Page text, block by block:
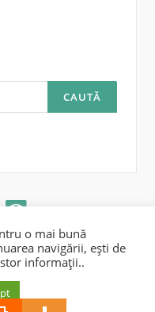
drepturile rezervate.
o mai bună
navigării, ești de
informații..